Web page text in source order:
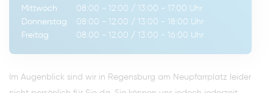
Mittwoch
08:00 - 12:00 / 13:00 - 17:00 Uhr
Donnerstag
08:00 - 12:00 / 13:00 - 18:00 Uhr
Freitag
08:00 - 12:00 / 13:00 - 16:00 Uhr
Im Augenblick sind wir in Regensburg am Neupfarrplatz leider